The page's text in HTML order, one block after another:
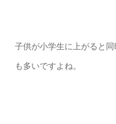
子供が小学生に上がると
も多いですよね。